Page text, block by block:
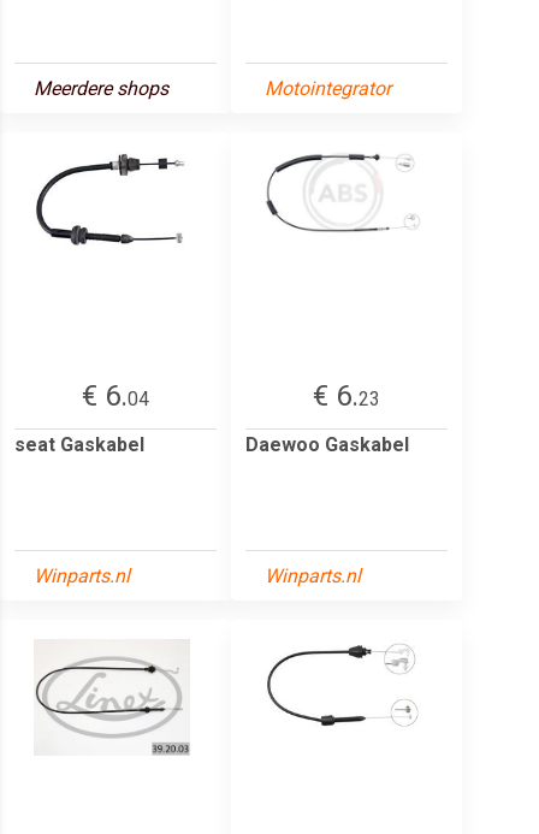
Meerdere shops Motointegrator
€ 6.04
seat Gaskabel
Winparts.nl
€ 6.23
Daewoo Gaskabel
Winparts.nl